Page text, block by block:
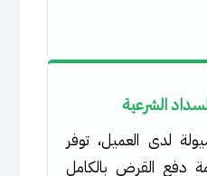
لدى العميل، توفر
دفع القرض بالكامل